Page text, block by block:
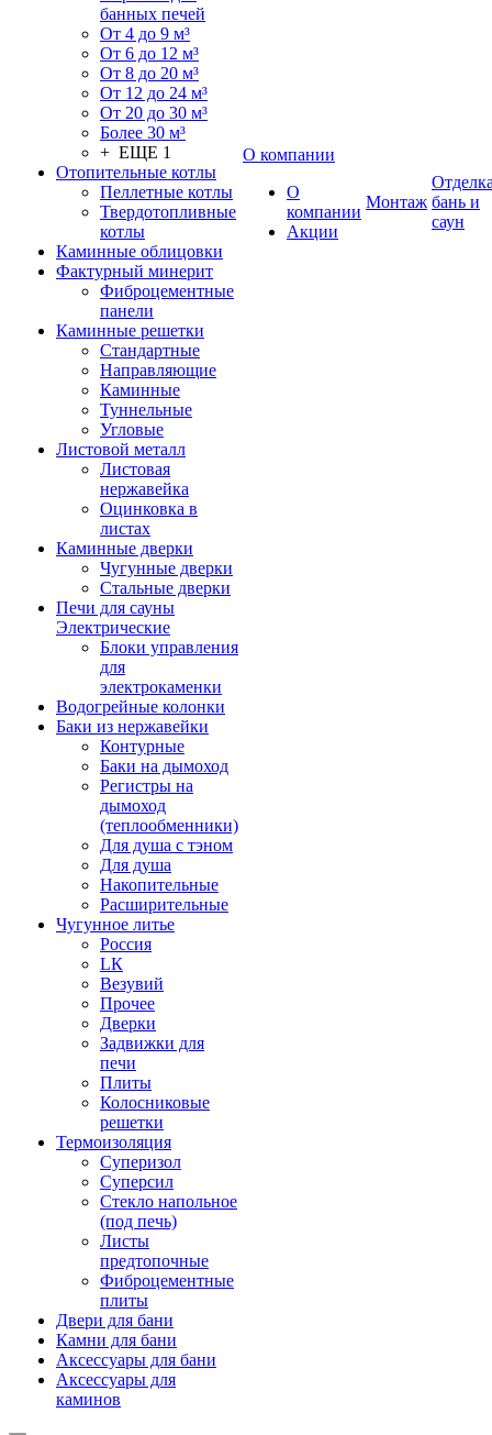
банных печей
От 4 до 9 м³
От 6 до 12 м³
От 8 до 20 м³
От 12 до 24 м³
От 20 до 30 м³
Более 30 м³
+ ЕЩЕ 1
Отопительные котлы
Пеллетные котлы
Твердотопливные
котлы
Каминные облицовки
Фактурный минерит
Фиброцементные
панели
Каминные решетки
Стандартные
Направляющие
Каминные
Туннельные
Угловые
Листовой металл
Листовая
нержавейка
Оцинковка в
листах
Каминные дверки
Чугунные дверки
Стальные дверки
Печи для сауны
Электрические
Блоки управления
для
электрокаменки
Водогрейные колонки
Баки из нержавейки
Контурные
Баки на дымоход
Регистры на
дымоход
(теплообменники)
Для душа с тэном
Для душа
Накопительные
Расширительные
Чугунное литье
Россия
LК
Везувий
Прочее
Дверки
Задвижки для
печи
Плиты
Колосниковые
решетки
Термоизоляция
Суперизол
Суперсил
Стекло напольное
(под печь)
Листы
предтопочные
Фиброцементные
плиты
Двери для бани
Камни для бани
Аксессуары для бани
Аксессуары для
каминов
О компании
О
компании
Акции
Монтаж бань и
саун